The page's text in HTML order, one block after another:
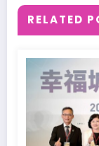
RELATED